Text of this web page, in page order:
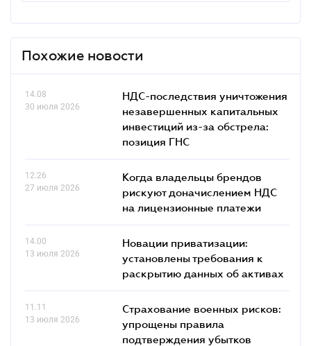
Похожие новости
14.08
30 июля 2026
НДС-последствия уничтожения
незавершенных капитальных
инвестиций из-за обстрела:
позиция ГНС
12.26
27 июля 2026
Когда владельцы брендов
рискуют доначислением НДС
на лицензионные платежи
14.00
13 июля 2026
Новации приватизации:
установлены требования к
раскрытию данных об активах
11.11
13 июля 2026
Страхование военных рисков:
упрощены правила
подтверждения убытков